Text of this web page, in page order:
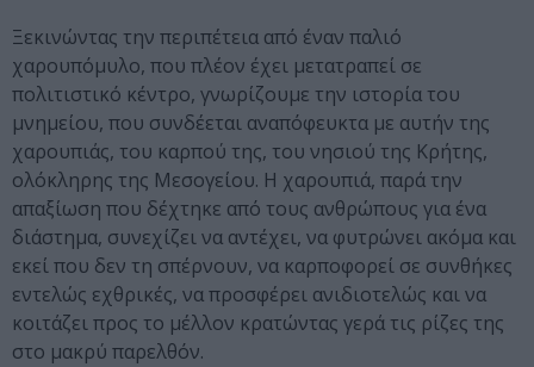
Ξεκινώντας την περιπέτεια από έναν παλιό
χαρουπόμυλο, που πλέον έχει μετατραπεί σε
πολιτιστικό κέντρο, γνωρίζουμε την ιστορία του
μνημείου, που συνδέεται αναπόφευκτα με αυτήν της
χαρουπιάς, του καρπού της, του νησιού της Κρήτης,
ολόκληρης της Μεσογείου. Η χαρουπιά, παρά την
απαξίωση που δέχτηκε από τους ανθρώπους για ένα
διάστημα, συνεχίζει να αντέχει, να φυτρώνει ακόμα και
εκεί που δεν τη σπέρνουν, να καρποφορεί σε συνθήκες
εντελώς εχθρικές, να προσφέρει ανιδιοτελώς και να
κοιτάζει προς το μέλλον κρατώντας γερά τις ρίζες της
στο μακρύ παρελθόν.